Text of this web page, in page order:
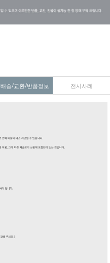
배송/교환/반품정보 전시사례